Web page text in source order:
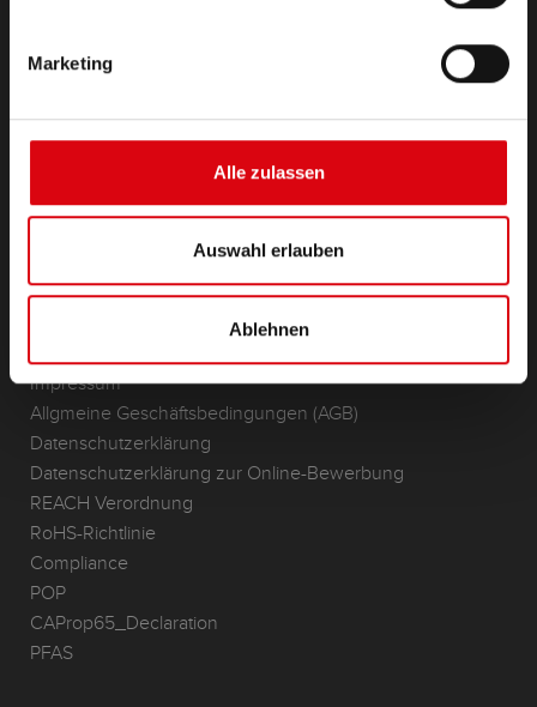
Marketing
Alle zulassen
Auswahl erlauben
Ablehnen
Zubehör für PKW und Nutzfahrzeuge
(Semi-) Traktion & Standby
Impressum
Allgmeine Geschäftsbedingungen (AGB)
Datenschutzerklärung
Datenschutzerklärung zur Online-Bewerbung
REACH Verordnung
RoHS-Richtlinie
Compliance
POP
CAProp65_Declaration
PFAS